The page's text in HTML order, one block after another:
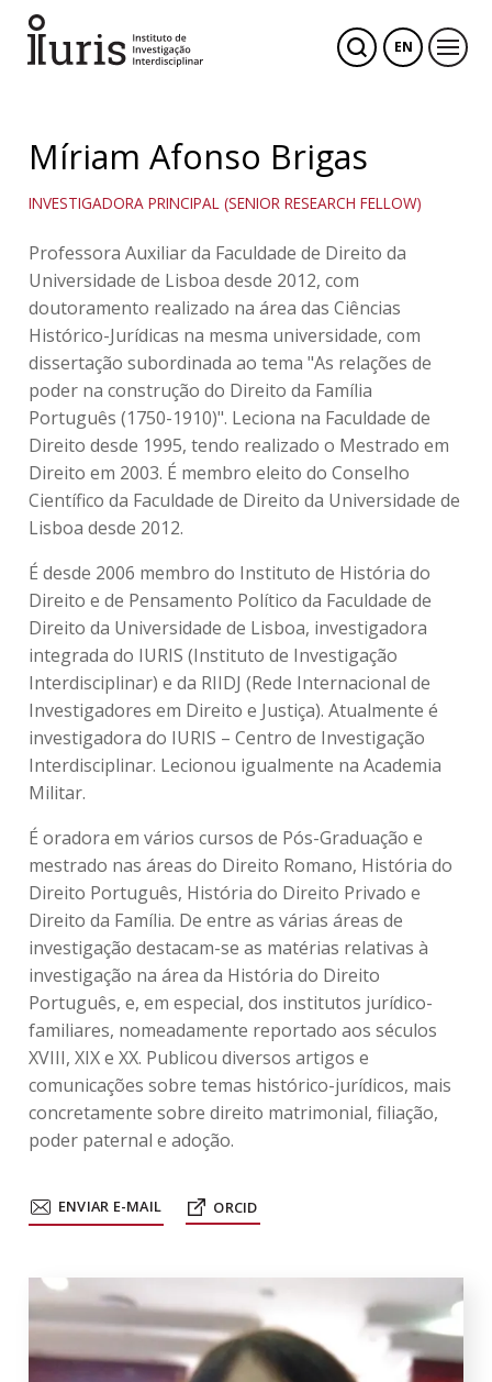
EN
Míriam Afonso Brigas
INVESTIGADORA PRINCIPAL (SENIOR RESEARCH FELLOW)
Professora Auxiliar da Faculdade de Direito da
Universidade de Lisboa desde 2012, com
doutoramento realizado na área das Ciências
Histórico-Jurídicas na mesma universidade, com
dissertação subordinada ao tema "As relações de
poder na construção do Direito da Família
Português (1750-1910)". Leciona na Faculdade de
Direito desde 1995, tendo realizado o Mestrado em
Direito em 2003. É membro eleito do Conselho
Científico da Faculdade de Direito da Universidade de
Lisboa desde 2012.
É desde 2006 membro do Instituto de História do
Direito e de Pensamento Político da Faculdade de
Direito da Universidade de Lisboa, investigadora
integrada do IURIS (Instituto de Investigação
Interdisciplinar) e da RIIDJ (Rede Internacional de
Investigadores em Direito e Justiça). Atualmente é
investigadora do IURIS – Centro de Investigação
Interdisciplinar. Lecionou igualmente na Academia
Militar.
É oradora em vários cursos de Pós-Graduação e
mestrado nas áreas do Direito Romano, História do
Direito Português, História do Direito Privado e
Direito da Família. De entre as várias áreas de
investigação destacam-se as matérias relativas à
investigação na área da História do Direito
Português, e, em especial, dos institutos jurídico-
familiares, nomeadamente reportado aos séculos
XVIII, XIX e XX. Publicou diversos artigos e
comunicações sobre temas histórico-jurídicos, mais
concretamente sobre direito matrimonial, filiação,
poder paternal e adoção.
ENVIAR E-MAIL ORCID